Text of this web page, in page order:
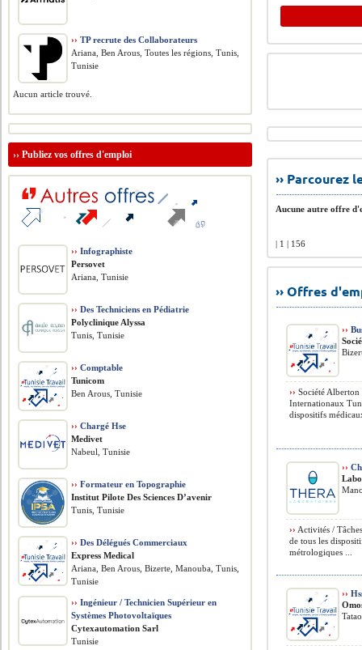
››
Aucune autre offre
| 1 | 156
›› Offres
››
›› Société
Internationaux
dispositifs
››
›› Activités /
de tous les
métrologiques ...
››
›› TP recrute des Collaborateurs
Ariana, Ben Arous, Toutes les régions, Tunis,
Tunisie
Aucun article trouvé.
››Publiez vos offres d'emploi
›› Infographiste
Persovet
Ariana, Tunisie
›› Des Techniciens en Pédiatrie
Polyclinique Alyssa
Tunis, Tunisie
›› Comptable
Tunicom
Ben Arous, Tunisie
›› Chargé Hse
Medivet
Nabeul, Tunisie
›› Formateur en Topographie
Institut Pilote Des Sciences D’avenir
Tunis, Tunisie
›› Des Délégués Commerciaux
Express Medical
Ariana, Ben Arous, Bizerte, Manouba, Tunis,
Tunisie
›› Ingénieur / Technicien Supérieur en
Systèmes Photovoltaïques
Cytexautomation Sarl
Tunisie